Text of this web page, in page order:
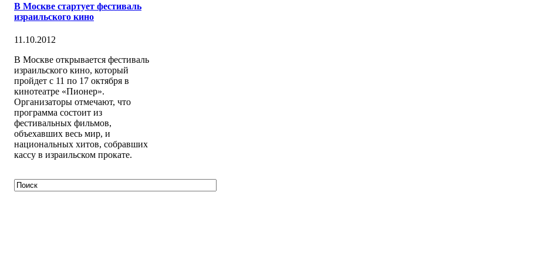
В Москве стартует фестиваль
израильского кино
11.10.2012
В Москве открывается фестиваль
израильского кино, который
пройдет с 11 по 17 октября в
кинотеатре «Пионер».
Организаторы отмечают, что
программа состоит из
фестивальных фильмов,
объехавших весь мир, и
национальных хитов, собравших
кассу в израильском прокате.